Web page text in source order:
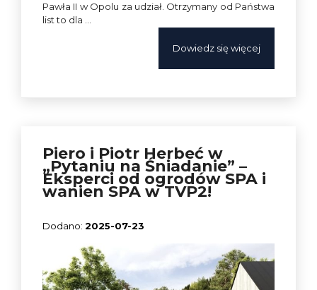
Pawła II w Opolu za udział. Otrzymany od Państwa
list to dla …
Dowiedz się więcej
Piero i Piotr Herbeć w
„Pytaniu na Śniadanie” –
Eksperci od ogrodów SPA i
wanien SPA w TVP2!
2025-07-23